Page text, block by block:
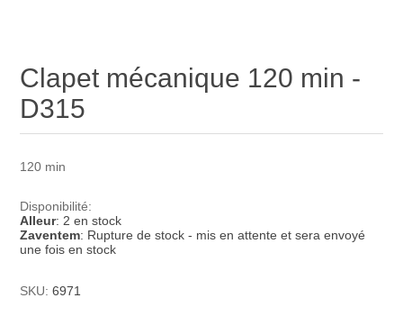
Clapet mécanique 120 min -
D315
120 min
Disponibilité:
Alleur: 2 en stock
Zaventem: Rupture de stock - mis en attente et sera envoyé
une fois en stock
SKU: 6971